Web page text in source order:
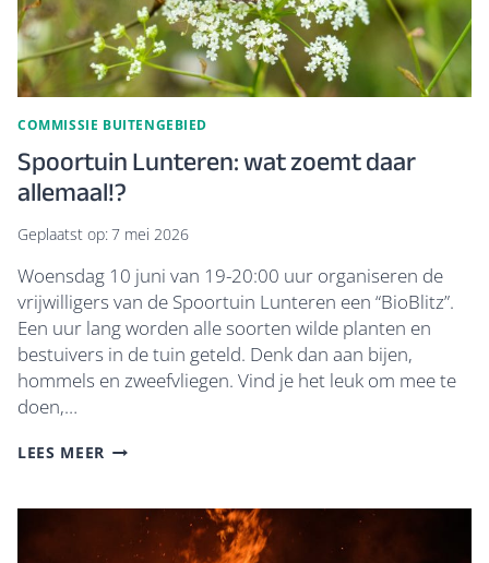
COMMISSIE BUITENGEBIED
Spoortuin Lunteren: wat zoemt daar
allemaal!?
Geplaatst op:7 mei 2026
Woensdag 10 juni van 19-20:00 uur organiseren de
vrijwilligers van de Spoortuin Lunteren een “BioBlitz”.
Een uur lang worden alle soorten wilde planten en
bestuivers in de tuin geteld. Denk dan aan bijen,
hommels en zweefvliegen. Vind je het leuk om mee te
doen,…
LEES MEER SPOORTUIN
ZOEMT
DAAR
ALLEMAAL!?